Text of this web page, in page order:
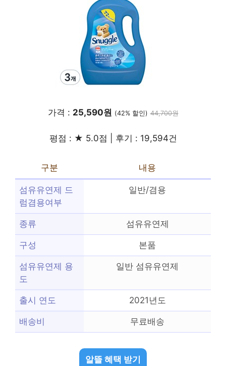
가격 : 25,590원 (42% 할인) 44,700원
평점 : ★ 5.0점 | 후기 : 19,594건
구분 내용
섬유유연제 드
럼겸용여부
일반/겸용
종류 섬유유연제
구성 본품
섬유유연제 용
도
일반 섬유유연제
출시 연도 2021년도
배송비 무료배송
알뜰 혜택 받기